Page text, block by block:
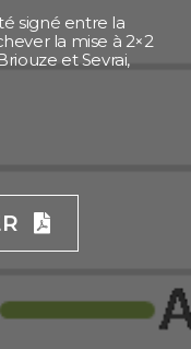
signé entre la
la mise à 2×2
et Sevrai,